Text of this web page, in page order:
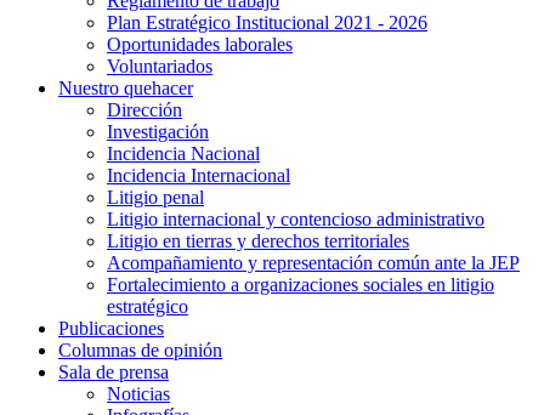
Plan Estratégico Institucional 2021 - 2026
Oportunidades laborales
Voluntariados
Nuestro quehacer
Dirección
Investigación
Incidencia Nacional
Incidencia Internacional
Litigio penal
Litigio internacional y contencioso administrativo
Litigio en tierras y derechos territoriales
Acompañamiento y representación común ante la JEP
Fortalecimiento a organizaciones sociales en litigio
estratégico
Publicaciones
Columnas de opinión
Sala de prensa
Noticias